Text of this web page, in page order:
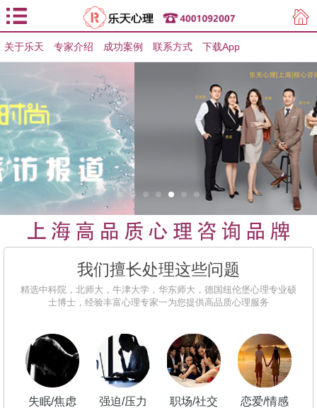
用户登录 用户注册
关于乐天 专家介绍 成功案例 联系方式 下载App
我们擅长处理这些问题
精选中科院，北师大，牛津大学，华东师大，德国纽伦堡心理专业硕
士博士，经验丰富心理专家一为您提供高品质心理服务
失眠/焦虑 强迫/压力 职场/社交 恋爱/情感